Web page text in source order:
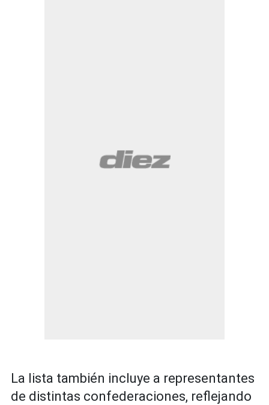
La lista también incluye a representantes
de distintas confederaciones, reflejando